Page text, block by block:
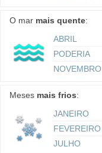
O mar mais quente:
ABRIL
PODERIA
NOVEMBRO
Meses mais frios:
JANEIRO
FEVEREIRO
JULHO